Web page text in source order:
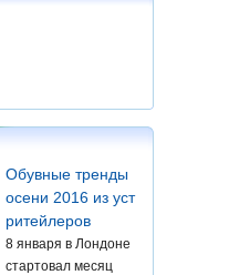
Обувные тренды
осени 2016 из уст
ритейлеров
8 января в Лондоне
стартовал месяц